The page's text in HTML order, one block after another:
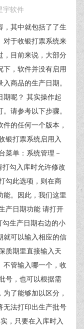
宇软件
，其中就包括了了生
对于收银打票系统来
，目前来说，大部分
下，软件并没有启用
商品的生产日期。
期呢？ 其实操作起
请参考以下步骤。
的任何一个版本，
银打票系统启用入
菜单：系统管理－
勾入库时允许修改
勾此选项，则在商
。因此，我们这里
产日期功能 请打开
生产日期右边的小
就可以输入相应的信
质期里直接输入天
不管输入哪一个，收
号，也可以根据需
了能够加以区分，
无法打印出生产批号
，只要在入库时入